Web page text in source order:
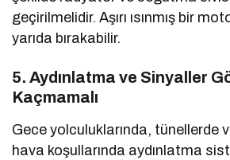
geçirilmelidir. Aşırı ısınmış bir
yarıda bırakabilir.
5. Aydınlatma ve Sinyaller
Kaçmamalı
Gece yolculuklarında, tünellerde
hava koşullarında aydınlatma